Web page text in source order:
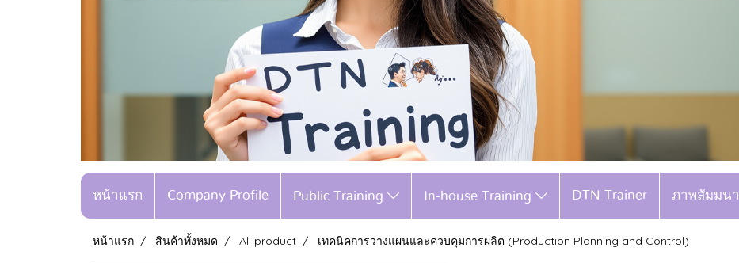
หน้าแรก Company Profile Public Training In-house Training DTN Trainer ภาพสัมมนา
หน้าแรก สินค้าทั้งหมด All product เทคนิคการวางแผนและควบคุมการผลิต (Production Planning and Control)